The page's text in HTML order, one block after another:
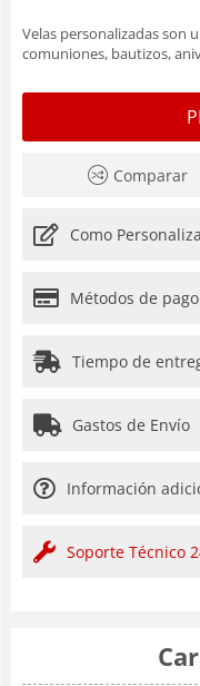
Velas personalizadas son
comuniones, bautizos,
Comparar
Como
Métodos de pago
Tiempo de
Gastos de Envío
Información
Soporte Técnico